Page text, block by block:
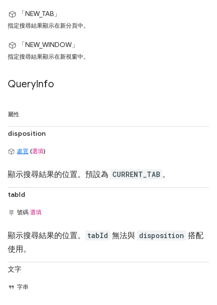
「NEW_TAB」
指定搜尋結果顯示在新分頁中。
「NEW_WINDOW」
指定搜尋結果顯示在新視窗中。
QueryInfo
屬性
disposition
處置 (選填)
顯示搜尋結果的位置。預設為 CURRENT_TAB 。
tabId
號碼 選填
顯示搜尋結果的位置。 tabId 無法與 disposition 搭配
使用。
文字
字串